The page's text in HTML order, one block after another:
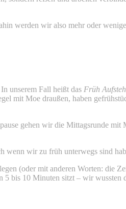
werden wir also mehr oder
unserem Fall heißt das Früh
mit Moe draußen, haben
gehen wir die Mittagsrunde mit
wenn wir zu früh unterwegs sind
(oder mit anderen Worten: die
bis 10 Minuten sitzt – wir wussten